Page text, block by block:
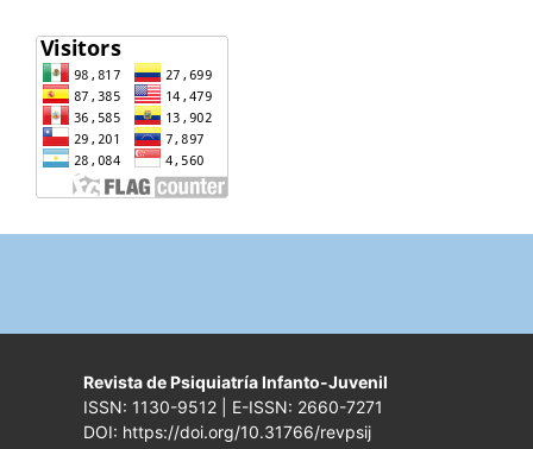
Revista de Psiquiatría Infanto-Juvenil
ISSN: 1130-9512 | E-ISSN: 2660-7271
DOI: https://doi.org/10.31766/revpsij